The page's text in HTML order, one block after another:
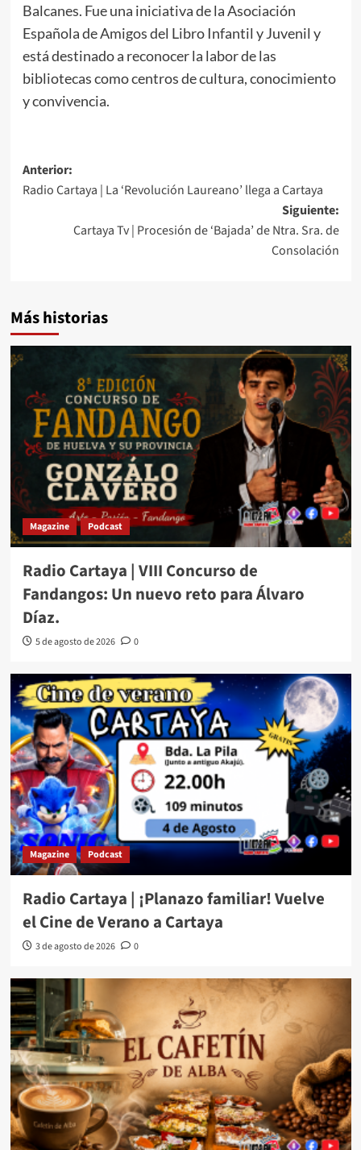
Balcanes. Fue una iniciativa de la Asociación
Española de Amigos del Libro Infantil y Juvenil y
está destinado a reconocer la labor de las
bibliotecas como centros de cultura, conocimiento
y convivencia.
Anterior:
Radio Cartaya | La ‘Revolución Laureano’ llega a Cartaya
Siguiente:
Cartaya Tv | Procesión de ‘Bajada’ de Ntra. Sra. de
Consolación
Más historias
Magazine Podcast
Radio Cartaya | VIII Concurso de
Fandangos: Un nuevo reto para Álvaro
Díaz.
5 de agosto de 2026 0
Magazine Podcast
Radio Cartaya | ¡Planazo familiar! Vuelve
el Cine de Verano a Cartaya
3 de agosto de 2026 0